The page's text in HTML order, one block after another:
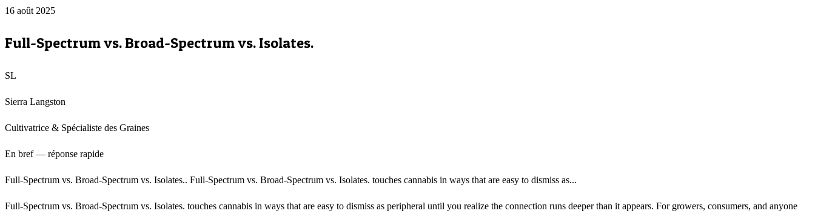
16 août 2025
Full-Spectrum vs. Broad-Spectrum vs. Isolates.
SL
Sierra Langston
Cultivatrice & Spécialiste des Graines
En bref — réponse rapide
Full-Spectrum vs. Broad-Spectrum vs. Isolates.. Full-Spectrum vs. Broad-Spectrum vs. Isolates. touches cannabis in ways that are easy to dismiss as...
Full-Spectrum vs. Broad-Spectrum vs. Isolates. touches cannabis in ways that are easy to dismiss as peripheral until you realize the connection runs deeper than it appears. For growers, consumers, and anyone